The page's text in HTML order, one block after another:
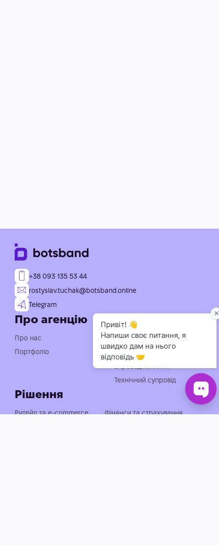
+38 093 135 53 44
rostyslav.tuchak@botsband.online
Telegram
Про агенцію
Про нас
Портфоліо
Рішення
Ритейл та e-commerce
Фінанси та страхування
Послуги
Індивідуальна розробка
чат-ботів
Консультація із
Технічний супровід